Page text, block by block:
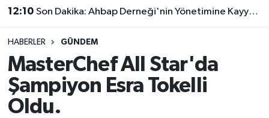
12:10 Son Dakika: Ahbap Derneği'nin Yönetimine Kayyum Atandı
HABERLER GÜNDEM
MasterChef All Star'da
Şampiyon Esra Tokelli
Oldu.
DERGİ
DÜNYA
EĞİTİM
EKONOMİ
Süper Lig Puan Durumu ve Fikstür
Tüm Manşetler
Son Dakika Haberleri
Haber Arşivi